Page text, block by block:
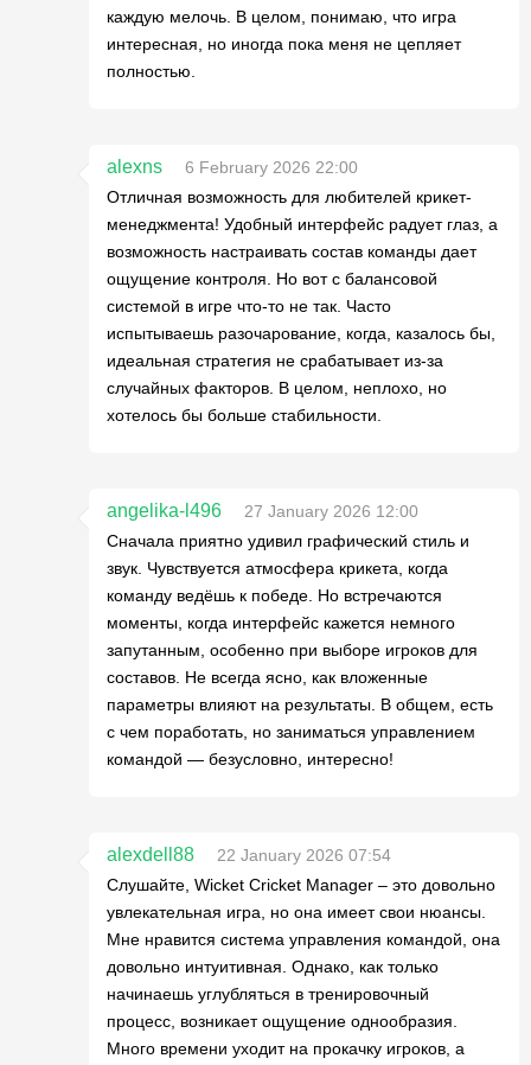
каждую мелочь. В целом, понимаю, что игра
интересная, но иногда пока меня не цепляет
полностью.
alexns
6 February 2026 22:00
Отличная возможность для любителей крикет-
менеджмента! Удобный интерфейс радует глаз, а
возможность настраивать состав команды дает
ощущение контроля. Но вот с балансовой
системой в игре что-то не так. Часто
испытываешь разочарование, когда, казалось бы,
идеальная стратегия не срабатывает из-за
случайных факторов. В целом, неплохо, но
хотелось бы больше стабильности.
angelika-l496
27 January 2026 12:00
Сначала приятно удивил графический стиль и
звук. Чувствуется атмосфера крикета, когда
команду ведёшь к победе. Но встречаются
моменты, когда интерфейс кажется немного
запутанным, особенно при выборе игроков для
составов. Не всегда ясно, как вложенные
параметры влияют на результаты. В общем, есть
с чем поработать, но заниматься управлением
командой — безусловно, интересно!
alexdell88
22 January 2026 07:54
Слушайте, Wicket Cricket Manager – это довольно
увлекательная игра, но она имеет свои нюансы.
Мне нравится система управления командой, она
довольно интуитивная. Однако, как только
начинаешь углубляться в тренировочный
процесс, возникает ощущение однообразия.
Много времени уходит на прокачку игроков, а